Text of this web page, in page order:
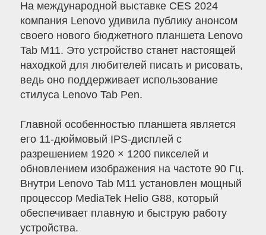
На международной выставке CES 2024
компания Lenovo удивила публику анонсом
своего нового бюджетного планшета Lenovo
Tab M11. Это устройство станет настоящей
находкой для любителей писать и рисовать,
ведь оно поддерживает использование
стилуса Lenovo Tab Pen.
Главной особенностью планшета является
его 11-дюймовый IPS-дисплей с
разрешением 1920 × 1200 пикселей и
обновлением изображения на частоте 90 Гц.
Внутри Lenovo Tab M11 установлен мощный
процессор MediaTek Helio G88, который
обеспечивает плавную и быструю работу
устройства.